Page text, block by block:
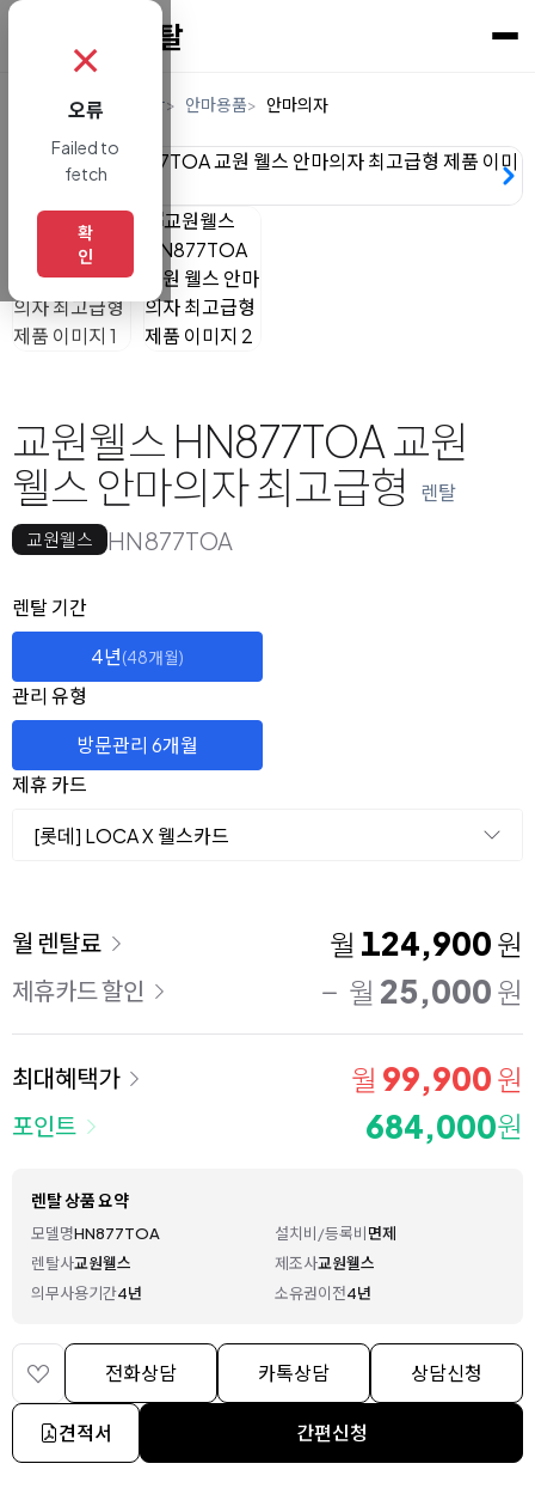
렌탈 생활/건강 안마용품 안마의자
교원웰스 HN877TOA 교원
웰스 안마의자 최고급형
렌탈
교원웰스 HN877TOA
옵션 선택
렌탈 선택
렌탈 기간
4년(48개월)
관리 유형
방문관리 6개월
제휴 카드
[롯데] LOCA X 웰스카드
이용 요금
월 렌탈료 월 124,900 원
제휴카드 할인 월 25,000 원
최대혜택가 월 99,900 원
포인트 684,000원
렌탈 상품 요약
모델명HN877TOA 설치비/등록비면제
렌탈사교원웰스 제조사교원웰스
의무사용기간4년 소유권이전4년
전화상담 카톡상담 상담신청
견적서 간편신청
✗
오류
Failed to
fetch
확
인